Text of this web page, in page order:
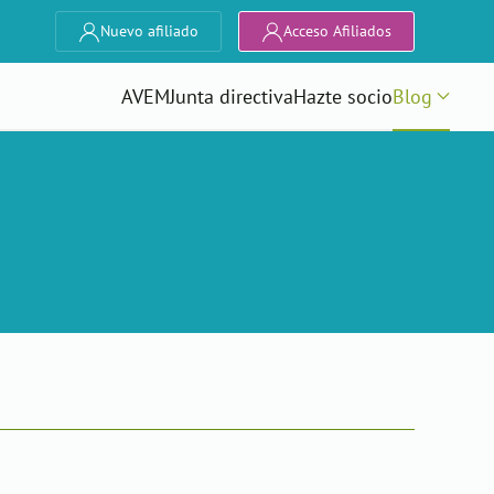
Nuevo afiliado Acceso Afiliados
AVEMJunta directivaHazte socioBlog